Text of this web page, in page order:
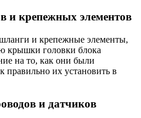
и крепежных элементов
и крепежные элементы,
крышки головки блока
на то, как они были
правильно их установить в
и датчиков